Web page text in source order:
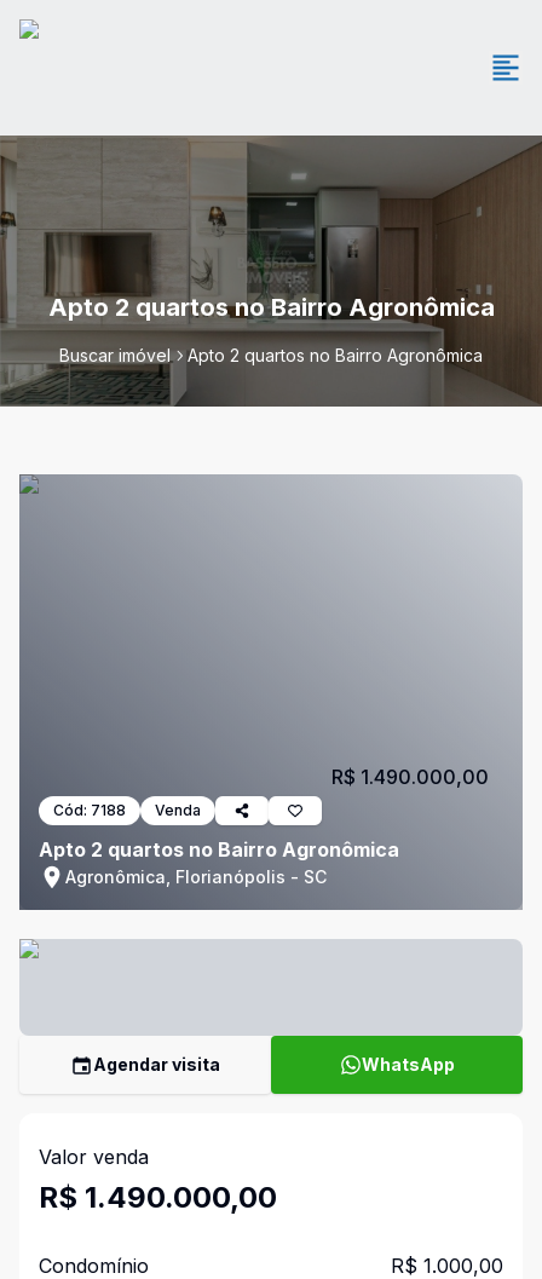
Apto 2 quartos no Bairro Agronômica
Buscar imóvel Apto 2 quartos no Bairro Agronômica
Cód: 7188 Venda
Apto 2 quartos no Bairro Agronômica
Agronômica, Florianópolis - SC
R$ 1.490.000,00
Agendar visita WhatsApp
Valor venda
R$ 1.490.000,00
Condomínio R$ 1.000,00